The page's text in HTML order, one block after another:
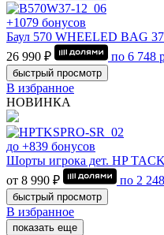
+1079 бонусов
Баул 570 WHEELED BAG
26 990 ₽
по 6 748
быстрый просмотр
В избранное
НОВИНКА
до +839 бонусов
Шорты игрока дет. HP
от 8 990 ₽
по 2 248
быстрый просмотр
В избранное
показать еще